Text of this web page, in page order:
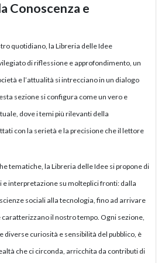
Conoscenza e
quotidiano, la Libreria delle Idee
di riflessione e approfondimento, un
e l’attualità si intrecciano in un dialogo
sezione si configura come un vero e
dove i temi più rilevanti della
con la serietà e la precisione che il lettore
tematiche, la Libreria delle Idee si propone di
e interpretazione su molteplici fronti: dalla
sociali alla tecnologia, fino ad arrivare
il nostro tempo. Ogni sezione,
diverse curiosità e sensibilità del pubblico, è
che ci circonda, arricchita da contributi di